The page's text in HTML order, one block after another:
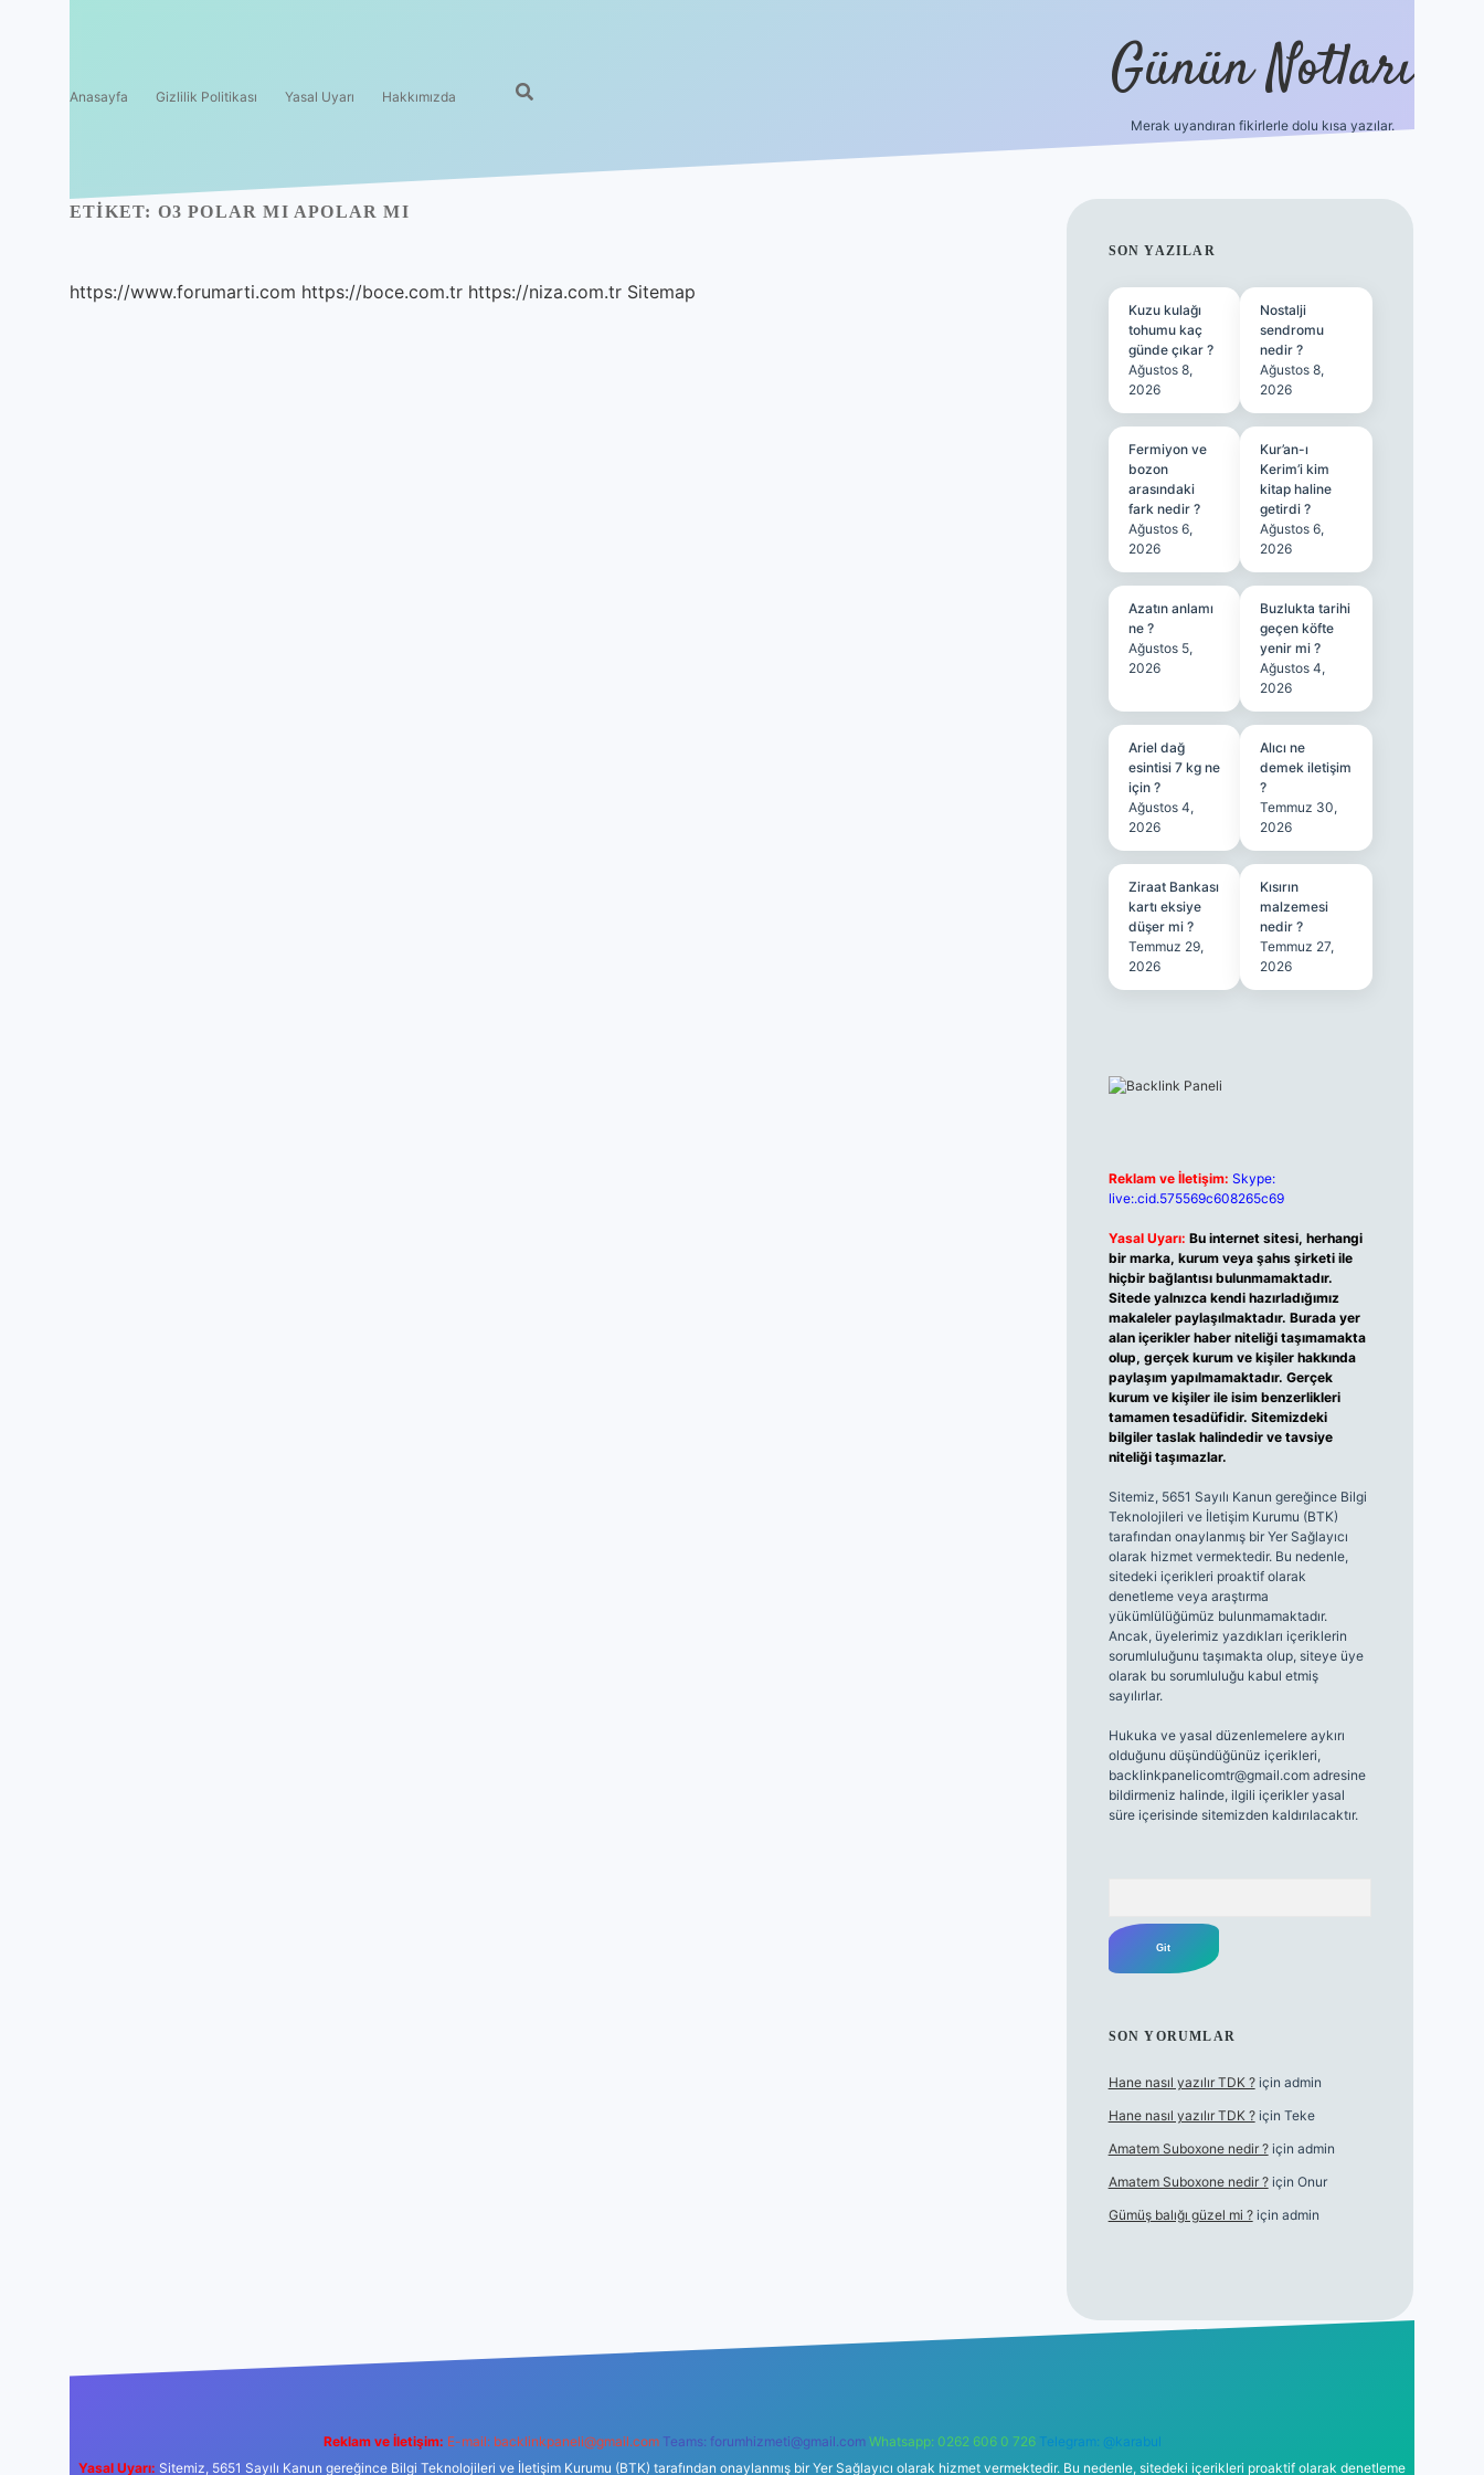
Anasayfa Gizlilik Politikası Yasal Uyarı Hakkımızda Günün Notları
Merak uyandıran fikirlerle dolu kısa yazılar.
ETIKET: O3 POLAR MI APOLAR MI
https://www.forumarti.com https://boce.com.tr https://niza.com.tr Sitemap
SIDEBAR
SON YAZILAR
Kuzu kulağı
tohumu kaç
günde çıkar ?
Ağustos 8,
2026
Nostalji
sendromu
nedir ?
Ağustos 8,
2026
Fermiyon ve
bozon
arasındaki
fark nedir ?
Ağustos 6,
2026
Kur’an-ı
Kerim’i kim
kitap haline
getirdi ?
Ağustos 6,
2026
Azatın anlamı
ne ?
Ağustos 5,
2026
Buzlukta tarihi
geçen köfte
yenir mi ?
Ağustos 4,
2026
Ariel dağ
esintisi 7 kg ne
için ?
Ağustos 4,
2026
Alıcı ne
demek iletişim
?
Temmuz 30,
2026
Ziraat Bankası
kartı eksiye
düşer mi ?
Temmuz 29,
2026
Kısırın
malzemesi
nedir ?
Temmuz 27,
2026
Reklam ve İletişim: Skype:
live:.cid.575569c608265c69
Yasal Uyarı: Bu internet sitesi, herhangi
bir marka, kurum veya şahıs şirketi ile
hiçbir bağlantısı bulunmamaktadır.
Sitede yalnızca kendi hazırladığımız
makaleler paylaşılmaktadır. Burada yer
alan içerikler haber niteliği taşımamakta
olup, gerçek kurum ve kişiler hakkında
paylaşım yapılmamaktadır. Gerçek
kurum ve kişiler ile isim benzerlikleri
tamamen tesadüfidir. Sitemizdeki
bilgiler taslak halindedir ve tavsiye
niteliği taşımazlar.
Sitemiz, 5651 Sayılı Kanun gereğince Bilgi
Teknolojileri ve İletişim Kurumu (BTK)
tarafından onaylanmış bir Yer Sağlayıcı
olarak hizmet vermektedir. Bu nedenle,
sitedeki içerikleri proaktif olarak
denetleme veya araştırma
yükümlülüğümüz bulunmamaktadır.
Ancak, üyelerimiz yazdıkları içeriklerin
sorumluluğunu taşımakta olup, siteye üye
olarak bu sorumluluğu kabul etmiş
sayılırlar.
Hukuka ve yasal düzenlemelere aykırı
olduğunu düşündüğünüz içerikleri,
backlinkpanelicomtr@gmail.comadresine
bildirmeniz halinde, ilgili içerikler yasal
süre içerisinde sitemizden kaldırılacaktır.
SON YORUMLAR
Hane nasıl yazılır TDK ?için admin
Hane nasıl yazılır TDK ?için Teke
Amatem Suboxone nedir ?için admin
Amatem Suboxone nedir ?için Onur
Gümüş balığı güzel mi ?için admin
https://
Reklam ve İletişim: E-mail: backlinkpaneli@gmail.com Teams: forumhizmeti@gmail.com Whatsapp: 0262 606 0 726 Telegram: @karabul
Yasal Uyarı: Sitemiz, 5651 Sayılı Kanun gereğince Bilgi Teknolojileri ve İletişim Kurumu (BTK) tarafından onaylanmış bir Yer Sağlayıcı olarak hizmet vermektedir. Bu nedenle, sitedeki içerikleri proaktif olarak denetleme